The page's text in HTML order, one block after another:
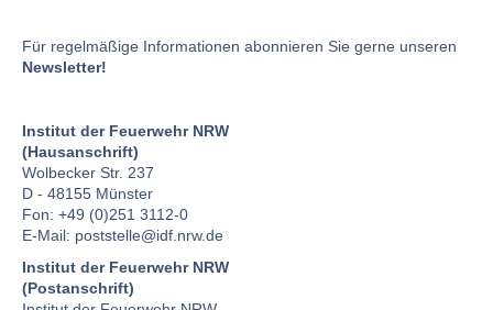
Für regelmäßige Informationen abonnieren Sie gerne unseren
Newsletter!
Institut der Feuerwehr NRW
(Hausanschrift)
Wolbecker Str. 237
D - 48155 Münster
Fon: +49 (0)251 3112-0
E-Mail: poststelle@idf.nrw.de
Institut der Feuerwehr NRW
(Postanschrift)